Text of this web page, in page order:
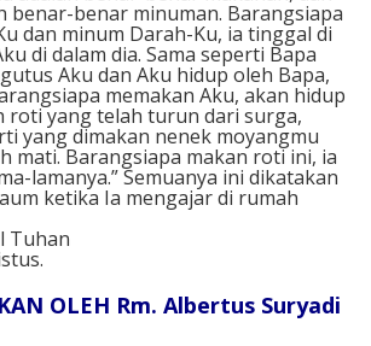
benar-benar minuman. Barangsiapa
dan minum Darah-Ku, ia tinggal di
di dalam dia. Sama seperti Bapa
Aku dan Aku hidup oleh Bapa,
memakan Aku, akan hidup
roti yang telah turun dari surga,
yang dimakan nenek moyangmu
mati. Barangsiapa makan roti ini, ia
lamanya.” Semuanya ini dikatakan
ketika Ia mengajar di rumah
Tuhan
OLEH Rm. Albertus Suryadi